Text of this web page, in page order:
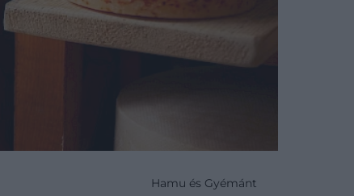
Hamu és Gyémánt